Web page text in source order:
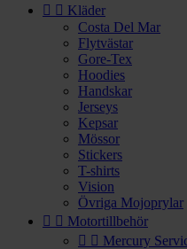
  Kläder
Costa Del Mar
Flytvästar
Gore-Tex
Hoodies
Handskar
Jerseys
Kepsar
Mössor
Stickers
T-shirts
Vision
Övriga Mojoprylar
  Motortillbehör
  Mercury